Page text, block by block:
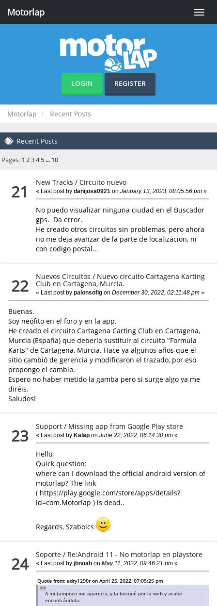
Toggle
Motorlap
LOGIN REGISTER
Motorlap Recent Posts
Recent Posts
Pages: 1 2 3 4 5 ... 10
21 New Tracks /Circuito nuevo
« Last post bydanijosa0921 on January 13, 2023, 08:05:56 pm »
No puedo visualizar ninguna ciudad en el Buscador
gps. Da error.
He creado otros circuitos sin problemas, pero ahora
no me deja avanzar de la parte de localizacion, ni
con codigo postal...
22 Nuevos Circuitos / Nuevo circuito Cartagena Karting
Club en Cartagena, Murcia.
« Last post bypalonsofig on December 30, 2022, 02:11:48 pm »
Buenas.
Soy neófito en el foro y en la app.
He creado el circuito Cartagena Carting Club en Cartagena,
Murcia (España) que debería sustituir al circuito "Formula
Karts" de Cartagena, Murcia. Hace ya algunos años que el
sitio cambió de gerencia y modificaron el trazado, por eso
propongo el cambio.
Espero no haber metido la gamba pero si surge algo ya me
diréis.
Saludos!
23 Support / Missing app from Google Play store
« Last post by Kalap on June 22, 2022, 06:14:30 pm »
Hello,
Quick question:
where can I download the official android version of
motorlap? The link
( https://play.google.com/store/apps/details?
id=com.Motorlap ) is dead..
Regards, Szabolcs
24 Soporte / Re:Android 11 - No motorlap en playstore
« Last post byjbnoah on May 11, 2022, 09:46:21 pm »
Quote from: adry1290r on April 25, 2022, 07:05:25 pm
A mi tampoco me aparecia, y la busqué por la web y acabé
encontrándola: